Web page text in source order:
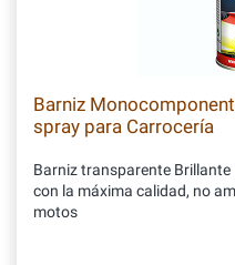
Barniz
spray para Carrocería
Barniz transparente
con la máxima calidad, no
motos